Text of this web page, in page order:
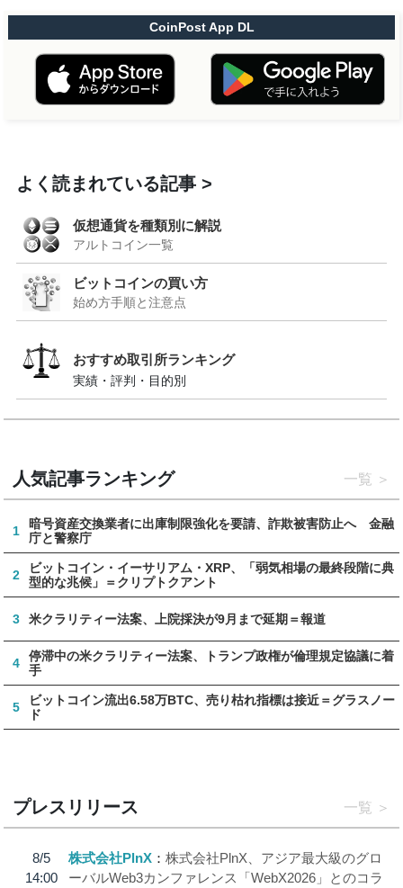
CoinPost App DL
よく読まれている記事
仮想通貨を種類別に解説
アルトコイン一覧
ビットコインの買い方
始め方手順と注意点
おすすめ取引所ランキング
実績・評判・目的別
人気記事ランキング 一覧
1
暗号資産交換業者に出庫制限強化を要請、詐欺被害防止へ 金融
庁と警察庁
2
ビットコイン・イーサリアム・XRP、「弱気相場の最終段階に典
型的な兆候」＝クリプトクアント
3 米クラリティー法案、上院採決が9月まで延期＝報道
4
停滞中の米クラリティー法案、トランプ政権が倫理規定協議に着
手
5
ビットコイン流出6.58万BTC、売り枯れ指標は接近＝グラスノー
ド
プレスリリース 一覧
8/5
14:00
株式会社PlnX
株式会社PlnX、アジア最大級のグロ
ーバルWeb3カンファレンス「WebX2026」とのコラ